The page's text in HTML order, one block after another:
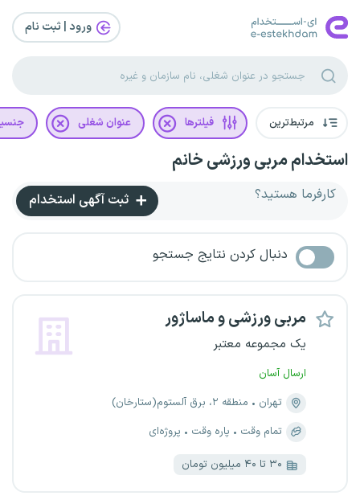
ورود | ثبت‌ نام
مرتبط‌ترین فیلترها عنوان شغلی
استخدام مربی ورزشی خانم
کارفرما هستید؟ ثبت آگهی استخدام
دنبال کردن نتایج جستجو
مربی ورزشی و ماساژور
یک مجموعه معتبر
ارسال آسان
تهران
منطقه ۲، برق آلستوم(ستارخان)
تمام وقت
پاره وقت پروژه‌ای
۳۰ تا ۴۰ میلیون تومان